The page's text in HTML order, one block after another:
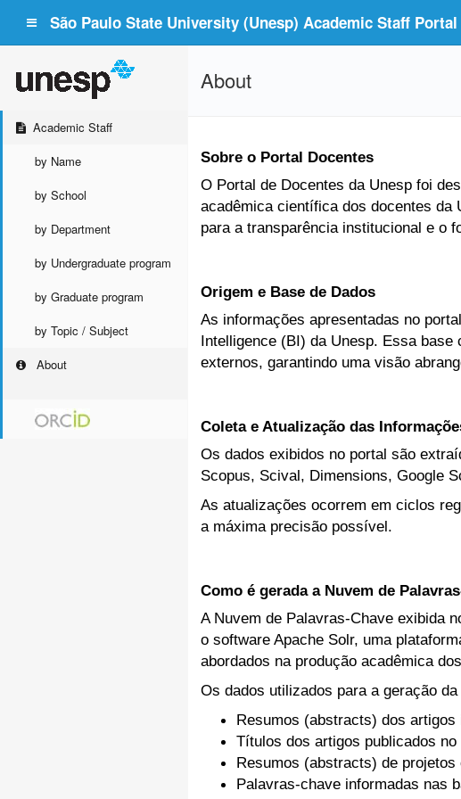
São Paulo State University (Unesp) Academic Staff Portal
Academic Staff
by Name
by School
by Department
by Undergraduate program
by Graduate program
by Topic / Subject
About
About
Sobre o Portal Docentes
O Portal de Docentes da Unesp foi
acadêmica científica dos docentes da
para a transparência institucional e o
Origem e Base de Dados
As informações apresentadas no
Intelligence (BI) da Unesp. Essa
externos, garantindo uma visão
Coleta e Atualização das
Os dados exibidos no portal são
Scopus, Scival, Dimensions, Google
As atualizações ocorrem em ciclos
a máxima precisão possível.
Como é gerada a Nuvem de
A Nuvem de Palavras-Chave exibida
o software Apache Solr, uma
abordados na produção acadêmica
Os dados utilizados para a geração
Resumos (abstracts) dos artigos
Títulos dos artigos publicados
Resumos (abstracts) de projetos
Palavras-chave informadas nas